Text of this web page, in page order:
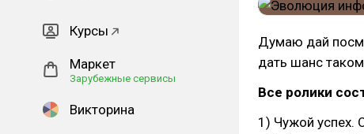
Курсы
Маркет
Зарубежные сервисы
Викторина
Думаю дай
дать шанс
Все ролики
1) Чужой успех.